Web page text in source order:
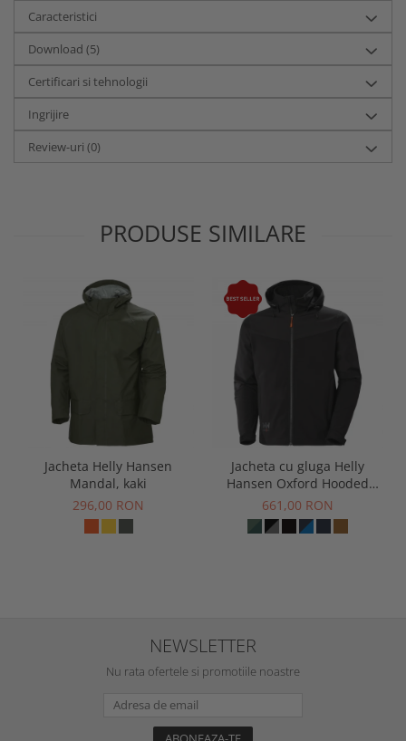
Caracteristici
Download (5)
Certificari si tehnologii
Ingrijire
Review-uri (0)
PRODUSE SIMILARE
Jacheta Helly Hansen
Mandal, kaki
296,00 RON
Jacheta cu gluga Helly
Hansen Oxford Hooded
Softshell Jacket
661,00 RON
NEWSLETTER
Nu rata ofertele si promotiile noastre